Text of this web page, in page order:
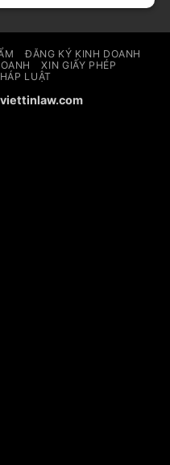
ĐĂNG KÝ KINH DOANH
XIN GIẤY PHÉP
LUẬT
viettinlaw.com